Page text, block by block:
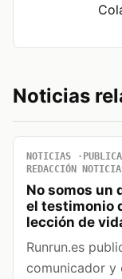
Noticias
NOTICIAS
REDACCIÓN
No somos un
el testimonio
lección de
Runrun.es
comunicador y